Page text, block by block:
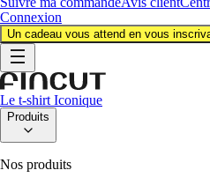
Connexion
Un cadeau vous attend en vous
Le t-shirt Iconique
Produits
Nos produits